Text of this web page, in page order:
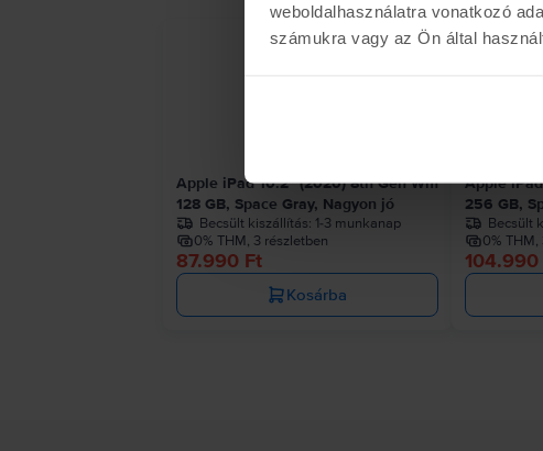
weboldalhasználatra vonatkozó
számukra vagy az Ön által
Apple iPad 10.2" (2020) 8th Gen Wifi
128 GB, Space Gray, Nagyon jó
Becsült kiszállítás: 1-3 munkanap
0% THM, 3 részletben
87.990 Ft
Kosárba
Apple
256 GB,
Becsült
0%
104.990